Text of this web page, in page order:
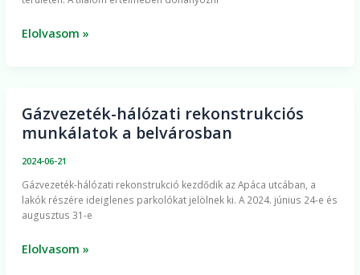
Elolvasom »
Gázvezeték-hálózati rekonstrukciós
munkálatok a belvárosban
2024-06-21
​Gázvezeték-hálózati rekonstrukció kezdődik az Apáca utcában, a
lakók részére ideiglenes parkolókat jelölnek ki. A 2024. június 24-e és
augusztus 31-e
Gázvezeték-
hálózati
a
belvárosban
Elolvasom »